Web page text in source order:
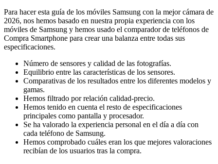
Para hacer esta guía de los móviles Samsung con la mejor cámara de
2026, nos hemos basado en nuestra propia experiencia con los
móviles de Samsung y hemos usado el comparador de teléfonos de
Compra Smartphone para crear una balanza entre todas sus
especificaciones.
Número de sensores y calidad de las fotografías.
Equilibrio entre las características de los sensores.
Comparativas de los resultados entre los diferentes modelos y
gamas.
Hemos filtrado por relación calidad-precio.
Hemos tenido en cuenta el resto de especificaciones
principales como pantalla y procesador.
Se ha valorado la experiencia personal en el día a día con
cada teléfono de Samsung.
Hemos comprobado cuáles eran los que mejores valoraciones
recibían de los usuarios tras la compra.